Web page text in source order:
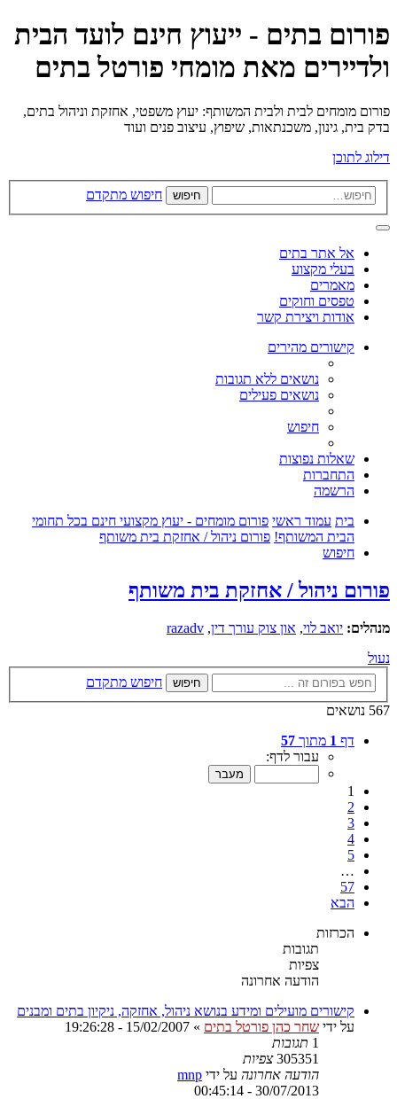
פורום בתים - ייעוץ חינם לועד הבית
ולדיירים מאת מומחי פורטל בתים
פורום מומחים לבית ולבית המשותף: יעוץ משפטי, אחזקת וניהול בתים,
בדק בית, גינון, משכנתאות, שיפוץ, עיצוב פנים ועוד
דילוג לתוכן
חיפוש חיפוש מתקדם
אל אתר בתים
בעלי מקצוע
מאמרים
טפסים וחוקים
אודות ויצירת קשר
קישורים מהירים
נושאים ללא תגובות
נושאים פעילים
חיפוש
שאלות נפוצות
התחברות
הרשמה
בית עמוד ראשי פורום מומחים - יעוץ מקצועי חינם בכל תחומי
הבית המשותף! פורום ניהול / אחזקת בית משותף
חיפוש
פורום ניהול / אחזקת בית משותף
מנהלים: יואב לוי, און צוק עורך דין,
razadv
נעול
חיפוש
חיפוש מתקדם
567 נושאים
דף 1 מתוך 57
עבור לדף:
1
2
3
4
5
…
57
הבא
הכרזות
תגובות
צפיות
הודעה אחרונה
קישורים מועילים ומידע בנושא ניהול, אחזקה, ניקיון בתים ומבנים
על ידי שחר כהן פורטל בתים »
15/02/2007 - 19:26:28
1 תגובות
305351 צפיות
הודעה אחרונה על ידי mnp
30/07/2013 - 00:45:14